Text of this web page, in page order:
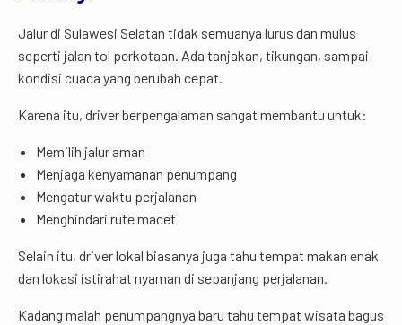
Jalur di Sulawesi Selatan tidak semuanya lurus dan mulus
seperti jalan tol perkotaan. Ada tanjakan, tikungan, sampai
kondisi cuaca yang berubah cepat.
Karena itu, driver berpengalaman sangat membantu untuk:
Memilih jalur aman
Menjaga kenyamanan penumpang
Mengatur waktu perjalanan
Menghindari rute macet
Selain itu, driver lokal biasanya juga tahu tempat makan enak
dan lokasi istirahat nyaman di sepanjang perjalanan.
Kadang malah penumpangnya baru tahu tempat wisata bagus